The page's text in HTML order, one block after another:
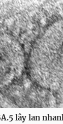
mọi hình thức
rõ nguồn
lây lan